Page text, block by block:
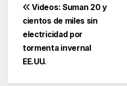
Navegación
de
entradas
Videos: Suman 20 y
cientos de miles sin
electricidad por
tormenta invernal
EE.UU.